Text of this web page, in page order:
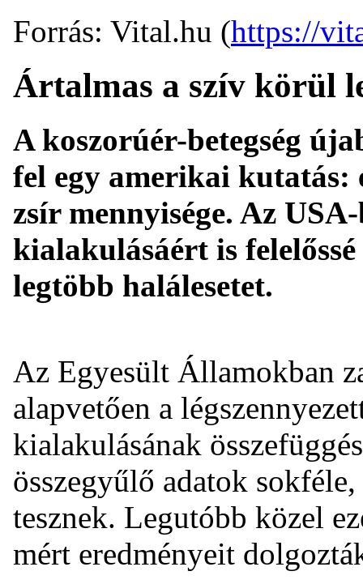
Forrás: Vital.hu (https://
Ártalmas a szív körül
A koszorúér-betegség
fel egy amerikai kutatás:
zsír mennyisége. Az
kialakulásáért is
legtöbb halálesetet.
Az Egyesült Államokban
alapvetően a
kialakulásának
összegyűlő adatok
tesznek. Legutóbb közel
mért eredményeit